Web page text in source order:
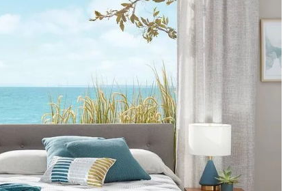
3.
harmony
colchon
5.
6.
beautyrest
7.
9.
natasha
10. duvet